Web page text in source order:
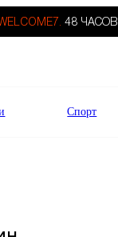
48 ЧАСОВ
Спорт